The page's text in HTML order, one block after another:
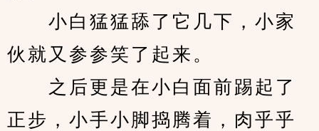
小白猛猛舔了它几下，小家
伙就又参参笑了起来。
之后更是在小白面前踢起了
正步，小手小脚捣腾着，肉乎乎